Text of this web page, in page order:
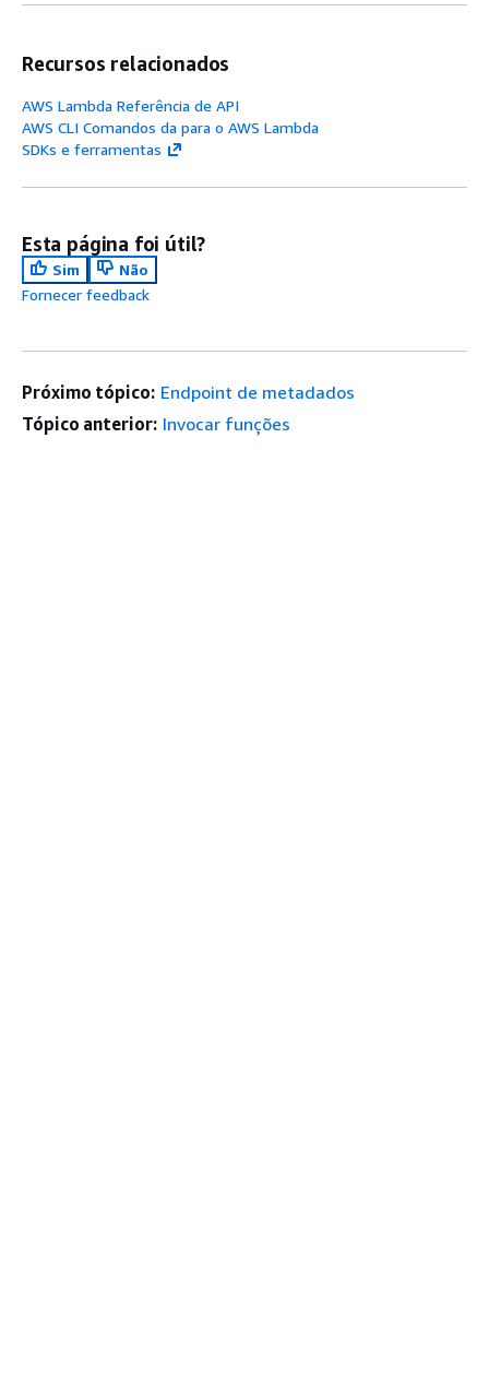
Recursos relacionados
AWS Lambda Referência de API
AWS CLI Comandos da para o AWS Lambda
SDKs e ferramentas
Esta página foi útil?
Sim
Não
Fornecer feedback
Próximo tópico: Endpoint de metadados
Tópico anterior: Invocar funções